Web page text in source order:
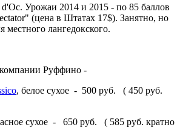
Урожаи 2014 и 2015 - по 85 баллов
(цена в Штатах 17$). Занятно, но
местного лангедокского.
Руффино -
, белое сухое - 500 руб. ( 450 руб.
сухое - 650 руб. ( 585 руб. кратно